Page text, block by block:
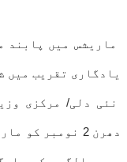
یادگاری تقریب میں
نئی دلی/ مرکزی